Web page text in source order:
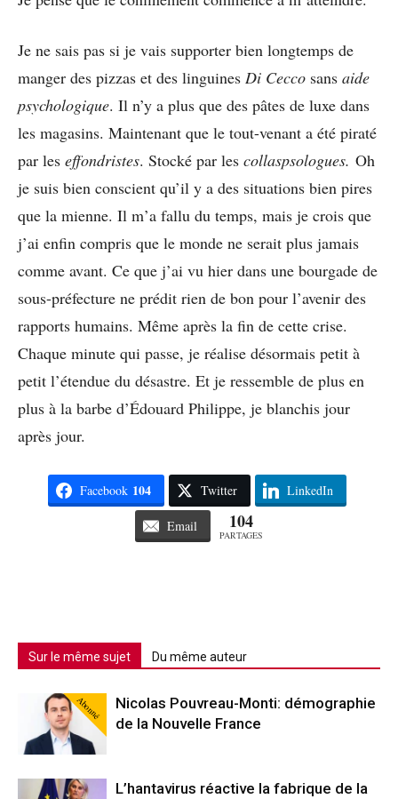
Je ne sais pas si je vais supporter bien longtemps de
manger des pizzas et des linguines Di Cecco sans aide
psychologique. Il n’y a plus que des pâtes de luxe dans
les magasins. Maintenant que le tout-venant a été piraté
par les effondristes. Stocké par les collaspsologues. Oh
je suis bien conscient qu’il y a des situations bien pires
que la mienne. Il m’a fallu du temps, mais je crois que
j’ai enfin compris que le monde ne serait plus jamais
comme avant. Ce que j’ai vu hier dans une bourgade de
sous-préfecture ne prédit rien de bon pour l’avenir des
rapports humains. Même après la fin de cette crise.
Chaque minute qui passe, je réalise désormais petit à
petit l’étendue du désastre. Et je ressemble de plus en
plus à la barbe d’Édouard Philippe, je blanchis jour
après jour.
Facebook 104 Twitter LinkedIn
Email 104
PARTAGES
Sur le même sujet Du même auteur
Abonné
Nicolas Pouvreau-Monti: démographie
de la Nouvelle France
L’hantavirus réactive la fabrique de la